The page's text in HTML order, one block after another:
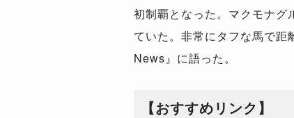
初制覇となった。マクモナグ
ていた。非常にタフな馬で
News』に語った。
【おすすめリンク】